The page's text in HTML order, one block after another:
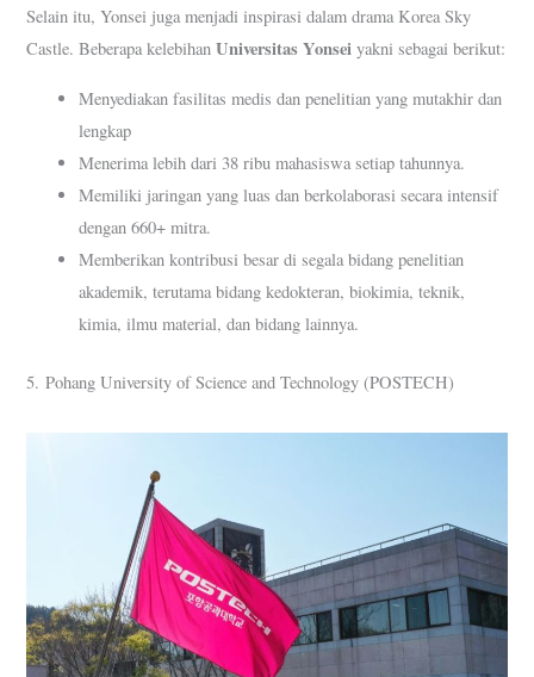
Selain itu, Yonsei juga menjadi inspirasi dalam drama Korea Sky
Castle. Beberapa kelebihanUniversitas Yonsei yakni sebagai berikut:
Menyediakan fasilitas medis dan penelitian yang mutakhir dan
lengkap
Menerima lebih dari 38 ribu mahasiswa setiap tahunnya.
Memiliki jaringan yang luas dan berkolaborasi secara intensif
dengan 660+ mitra.
Memberikan kontribusi besar di segala bidang penelitian
akademik, terutama bidang kedokteran, biokimia, teknik,
kimia, ilmu material, dan bidang lainnya.
5. ​Pohang University of Science and Technology (POSTECH)